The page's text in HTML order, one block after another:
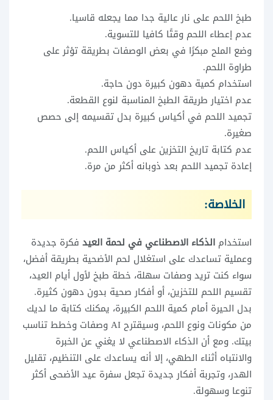
طبخ اللحم على نار عالية جدا مما يجعله قاسيا.
عدم إعطاء اللحم وقتًا كافيا للتسوية.
وضع الملح مبكرًا في بعض الوصفات بطريقة تؤثر على
طراوة اللحم.
استخدام كمية دهون كبيرة دون حاجة.
عدم اختيار طريقة الطبخ المناسبة لنوع القطعة.
تجميد اللحم في أكياس كبيرة بدل تقسيمه إلى حصص
صغيرة.
عدم كتابة تاريخ التخزين على أكياس اللحم.
إعادة تجميد اللحم بعد ذوبانه أكثر من مرة.
الخلاصة:
استخدام الذكاء الاصطناعي في لحمة العيد فكرة جديدة
وعملية تساعدك على استغلال لحم الأضحية بطريقة أفضل،
سواء كنت تريد وصفات سهلة، خطة طبخ لأول أيام العيد،
تقسيم اللحم للتخزين، أو أفكار صحية بدون دهون كثيرة.
بدل الحيرة أمام كمية اللحم الكبيرة، يمكنك كتابة ما لديك
من مكونات ونوع اللحم، وسيقترح AI وصفات وخطط تناسب
بيتك. ومع أن الذكاء الاصطناعي لا يغني عن الخبرة
والانتباه أثناء الطهي، إلا أنه يساعدك على التنظيم، تقليل
الهدر، وتجربة أفكار جديدة تجعل سفرة عيد الأضحى أكثر
تنوعا وسهولة.